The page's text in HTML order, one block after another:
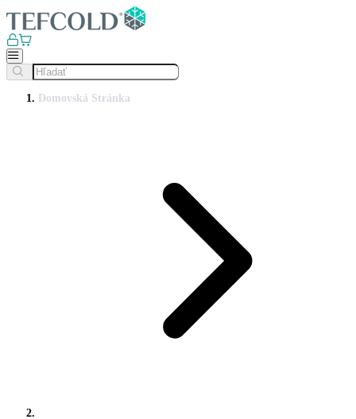
Domovská Stránka